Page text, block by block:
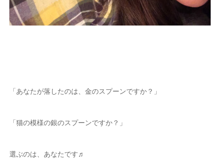
「あなたが落したのは、金のスプーンですか？」
「猫の模様の銀のスプーンですか？」
選ぶのは、あなたです♬